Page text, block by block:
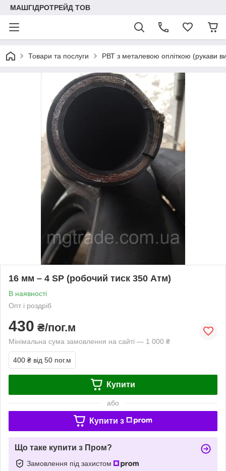
МАШГІДРОТРЕЙД ТОВ
Товари та послуги РВТ з металевою опліткою (рукави
16 мм – 4 SP (робочий тиск 350 Атм)
В наявності
Опт і роздріб
430 ₴/пог.м
Мінімальна сума замовлення на сайті — 1 000 ₴
400 ₴ від 50 пог.м
Купити
або
Купити з
Що таке купити з Пром?
Замовлення під захистом